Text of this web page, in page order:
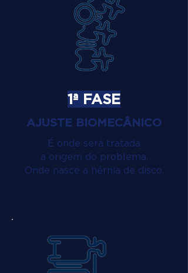
1ª FASE
AJUSTE BIOMECÂNICO
É onde será tratada
a origem do problema.
Onde nasce a hérnia de disco.